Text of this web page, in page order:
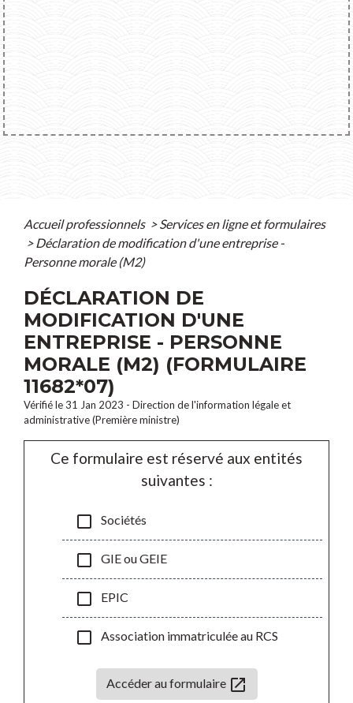
Accueil professionnels > Services en ligne et formulaires
> Déclaration de modification d'une entreprise -
Personne morale (M2)
DÉCLARATION DE
MODIFICATION D'UNE
ENTREPRISE - PERSONNE
MORALE (M2) (FORMULAIRE
11682*07)
Vérifié le 31 Jan 2023 - Direction de l'information légale et
administrative (Première ministre)
Ce formulaire est réservé aux entités
suivantes :
check_box_outline_blank Sociétés
check_box_outline_blank GIE ou GEIE
check_box_outline_blank EPIC
check_box_outline_blank Association immatriculée au RCS
Accéder au formulaire open_in_new